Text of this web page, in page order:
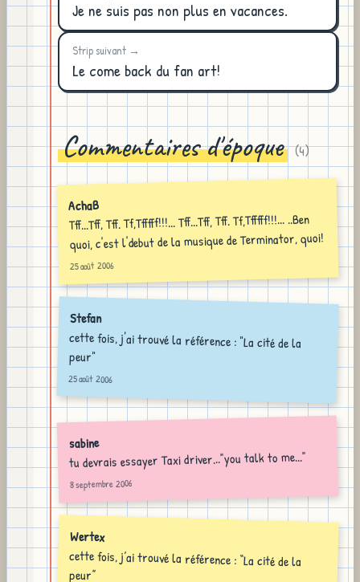
Je ne suis pas non plus en vacances.
Strip suivant →
Le come back du fan art!
Commentaires d'époque (4)
AchaB
Tff...Tff, Tff. Tf,Tfffff!!!... Tff...Tff, Tff. Tf,Tfffff!!!... ..Ben
quoi, c'est l'debut de la musique de Terminator, quoi!
25 août 2006
Stefan
cette fois, j'ai trouvé la référence : "La cité de la
peur"
25 août 2006
sabine
tu devrais essayer Taxi driver..."you talk to me..."
8 septembre 2006
Wertex
cette fois, j’ai trouvé la référence : “La cité de la
peur”